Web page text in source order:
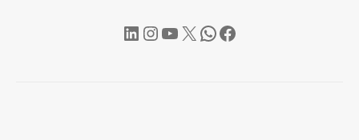
LinkedIn
Instagram
YouTube
X WhatsApp
Facebook